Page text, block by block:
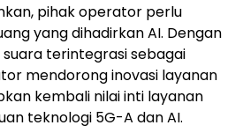
pihak operator perlu
yang dihadirkan AI. Dengan
terintegrasi sebagai
mendorong inovasi layanan
kembali nilai inti layanan
teknologi 5G-A dan AI.